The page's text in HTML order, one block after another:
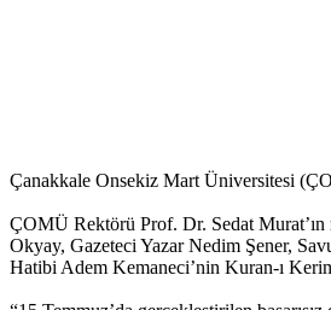
Çanakkale Onsekiz Mart Üniversitesi
ÇOMÜ Rektörü Prof. Dr. Sedat Murat’ın
Okyay, Gazeteci Yazar Nedim Şener,
Hatibi Adem Kemaneci’nin Kuran-ı